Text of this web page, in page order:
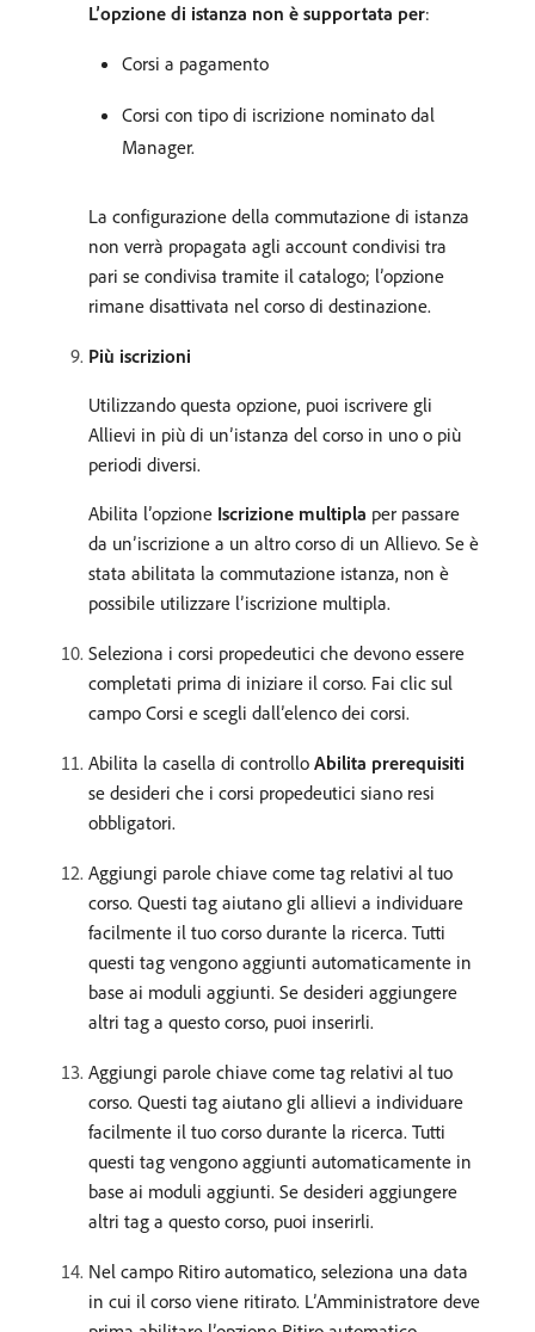
L’opzione di istanza non è supportata per:
Corsi a pagamento
Corsi con tipo di iscrizione nominato dal
Manager.
La configurazione della commutazione di istanza
non verrà propagata agli account condivisi tra
pari se condivisa tramite il catalogo; l’opzione
rimane disattivata nel corso di destinazione.
Più iscrizioni
Utilizzando questa opzione, puoi iscrivere gli
Allievi in più di un’istanza del corso in uno o più
periodi diversi.
Abilita l’opzione Iscrizione multipla per passare
da un’iscrizione a un altro corso di un Allievo. Se è
stata abilitata la commutazione istanza, non è
possibile utilizzare l’iscrizione multipla.
Seleziona i corsi propedeutici che devono essere
completati prima di iniziare il corso. Fai clic sul
campo Corsi e scegli dall’elenco dei corsi.
Abilita la casella di controllo Abilita prerequisiti
se desideri che i corsi propedeutici siano resi
obbligatori.
Aggiungi parole chiave come tag relativi al tuo
corso. Questi tag aiutano gli allievi a individuare
facilmente il tuo corso durante la ricerca. Tutti
questi tag vengono aggiunti automaticamente in
base ai moduli aggiunti. Se desideri aggiungere
altri tag a questo corso, puoi inserirli.
Aggiungi parole chiave come tag relativi al tuo
corso. Questi tag aiutano gli allievi a individuare
facilmente il tuo corso durante la ricerca. Tutti
questi tag vengono aggiunti automaticamente in
base ai moduli aggiunti. Se desideri aggiungere
altri tag a questo corso, puoi inserirli.
Nel campo Ritiro automatico, seleziona una data
in cui il corso viene ritirato. L’Amministratore deve